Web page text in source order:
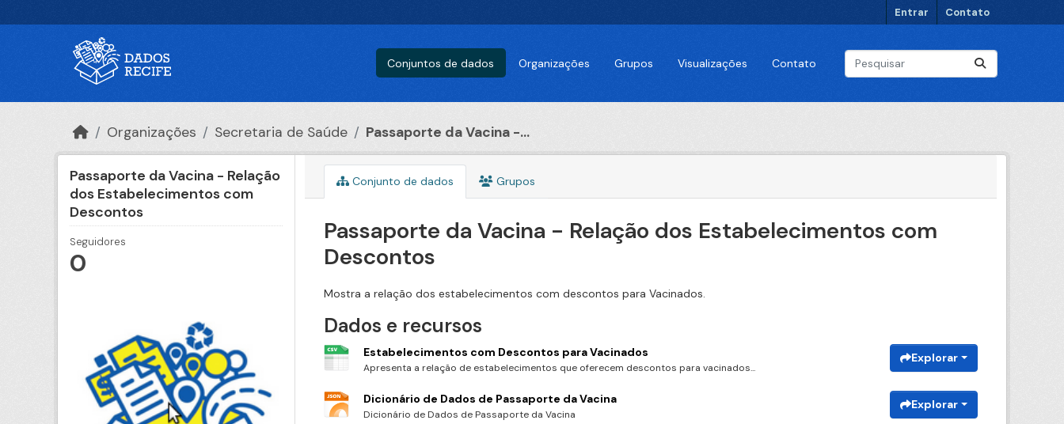
Entrar Contato
Conjuntos de dados Organizações Grupos Visualizações Contato
Organizações Secretaria de Saúde Passaporte da Vacina -...
Passaporte da Vacina - Relação
dos Estabelecimentos com
Descontos
Seguidores
0
Conjunto de dados Grupos
Passaporte da Vacina - Relação dos Estabelecimentos com
Descontos
Mostra a relação dos estabelecimentos com descontos para Vacinados.
Dados e recursos
Estabelecimentos com Descontos para Vacinados
Apresenta a relação de estabelecimentos que oferecem descontos para vacinados...
Explorar
Dicionário de Dados de Passaporte da Vacina
Dicionário de Dados de Passaporte da Vacina
Explorar